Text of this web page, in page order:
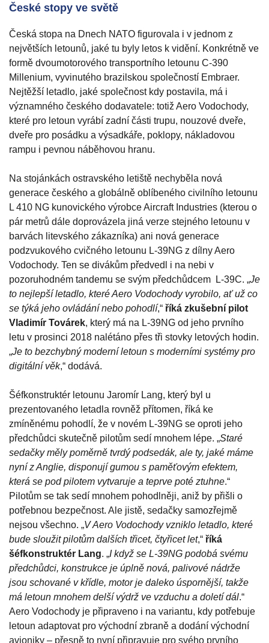
České stopy ve světě
Česká stopa na Dnech NATO figurovala i v jednom z
největších letounů, jaké tu byly letos k vidění. Konkrétně ve
formě dvoumotorového transportního letounu C-390
Millenium, vyvinutého brazilskou společností Embraer.
Nejtěžší letadlo, jaké společnost kdy postavila, má i
významného českého dodavatele: totiž Aero Vodochody,
které pro letoun vyrábí zadní části trupu, nouzové dveře,
dveře pro posádku a výsadkáře, poklopy, nákladovou
rampu i pevnou náběhovou hranu.
Na stojánkách ostravského letiště nechyběla nová
generace českého a globálně oblíbeného civilního letounu
L 410 NG kunovického výrobce Aircraft Industries (kterou o
pár metrů dále doprovázela jiná verze stejného letounu v
barvách litevského zákazníka) ani nová generace
podzvukového cvičného letounu L-39NG z dílny Aero
Vodochody. Ten se divákům předvedl i na nebi v
pozoruhodném tandemu se svým předchůdcem L-39C. „Je
to nejlepší letadlo, které Aero Vodochody vyrobilo, ať už co
se týká jeho ovládání nebo pohodlí,“ říká zkušební pilot
Vladimír Továrek, který má na L-39NG od jeho prvního
letu v prosinci 2018 nalétáno přes tři stovky letových hodin.
„Je to bezchybný moderní letoun s moderními systémy pro
digitální věk,“ dodává.
Šéfkonstruktér letounu Jaromír Lang, který byl u
prezentovaného letadla rovněž přítomen, říká ke
zmíněnému pohodlí, že v novém L-39NG se oproti jeho
předchůdci skutečně pilotům sedí mnohem lépe. „Staré
sedačky měly poměrně tvrdý podsedák, ale ty, jaké máme
nyní z Anglie, disponují gumou s paměťovým efektem,
která se pod pilotem vytvaruje a teprve poté ztuhne.“
Pilotům se tak sedí mnohem pohodlněji, aniž by přišli o
potřebnou bezpečnost. Ale jistě, sedačky samozřejmě
nejsou všechno. „V Aero Vodochody vzniklo letadlo, které
bude sloužit pilotům dalších třicet, čtyřicet let,“ říká
šéfkonstruktér Lang. „I když se L-39NG podobá svému
předchůdci, konstrukce je úplně nová, palivové nádrže
jsou schované v křídle, motor je daleko úspornější, takže
má letoun mnohem delší výdrž ve vzduchu a doletí dál.“
Aero Vodochody je připraveno i na variantu, kdy potřebuje
letoun adaptovat pro východní zbraně a dodání východní
avioniky – přesně to nyní připravuje pro svého prvního